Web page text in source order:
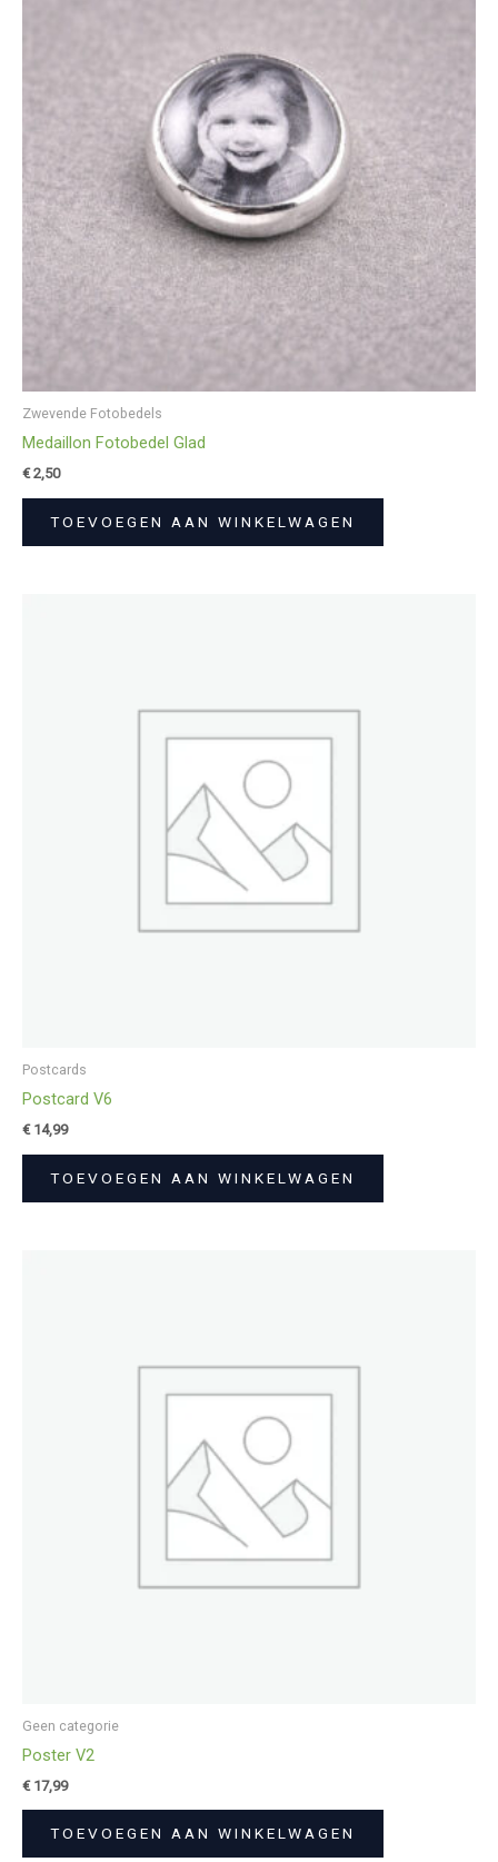
Zwevende Fotobedels
Medaillon Fotobedel Glad
€2,50
TOEVOEGEN AAN WINKELWAGEN
Postcards
Postcard V6
€14,99
TOEVOEGEN AAN WINKELWAGEN
Geen categorie
Poster V2
€17,99
TOEVOEGEN AAN WINKELWAGEN